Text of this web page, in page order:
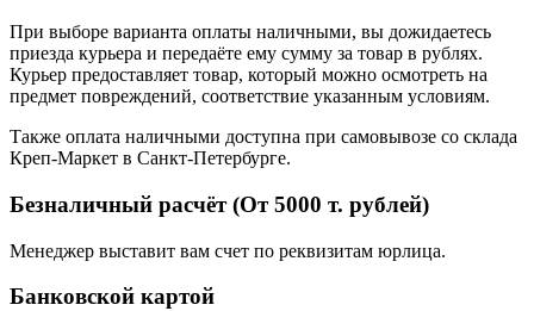
При выборе варианта оплаты наличными, вы дожидаетесь
приезда курьера и передаёте ему сумму за товар в рублях.
Курьер предоставляет товар, который можно осмотреть на
предмет повреждений, соответствие указанным условиям.
Также оплата наличными доступна при самовывозе со склада
Креп-Маркет в Санкт-Петербурге.
Безналичный расчёт (От 5000 т. рублей)
Менеджер выставит вам счет по реквизитам юрлица.
Банковской картой